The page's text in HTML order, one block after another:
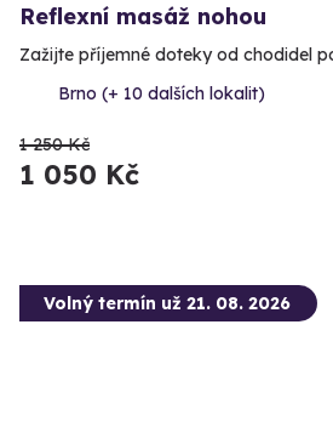
Reflexní masáž nohou
Zažijte příjemné doteky od chodidel
Brno (+ 10 dalších lokalit)
1 250 Kč
1 050 Kč
Volný termín už 21. 08. 2026